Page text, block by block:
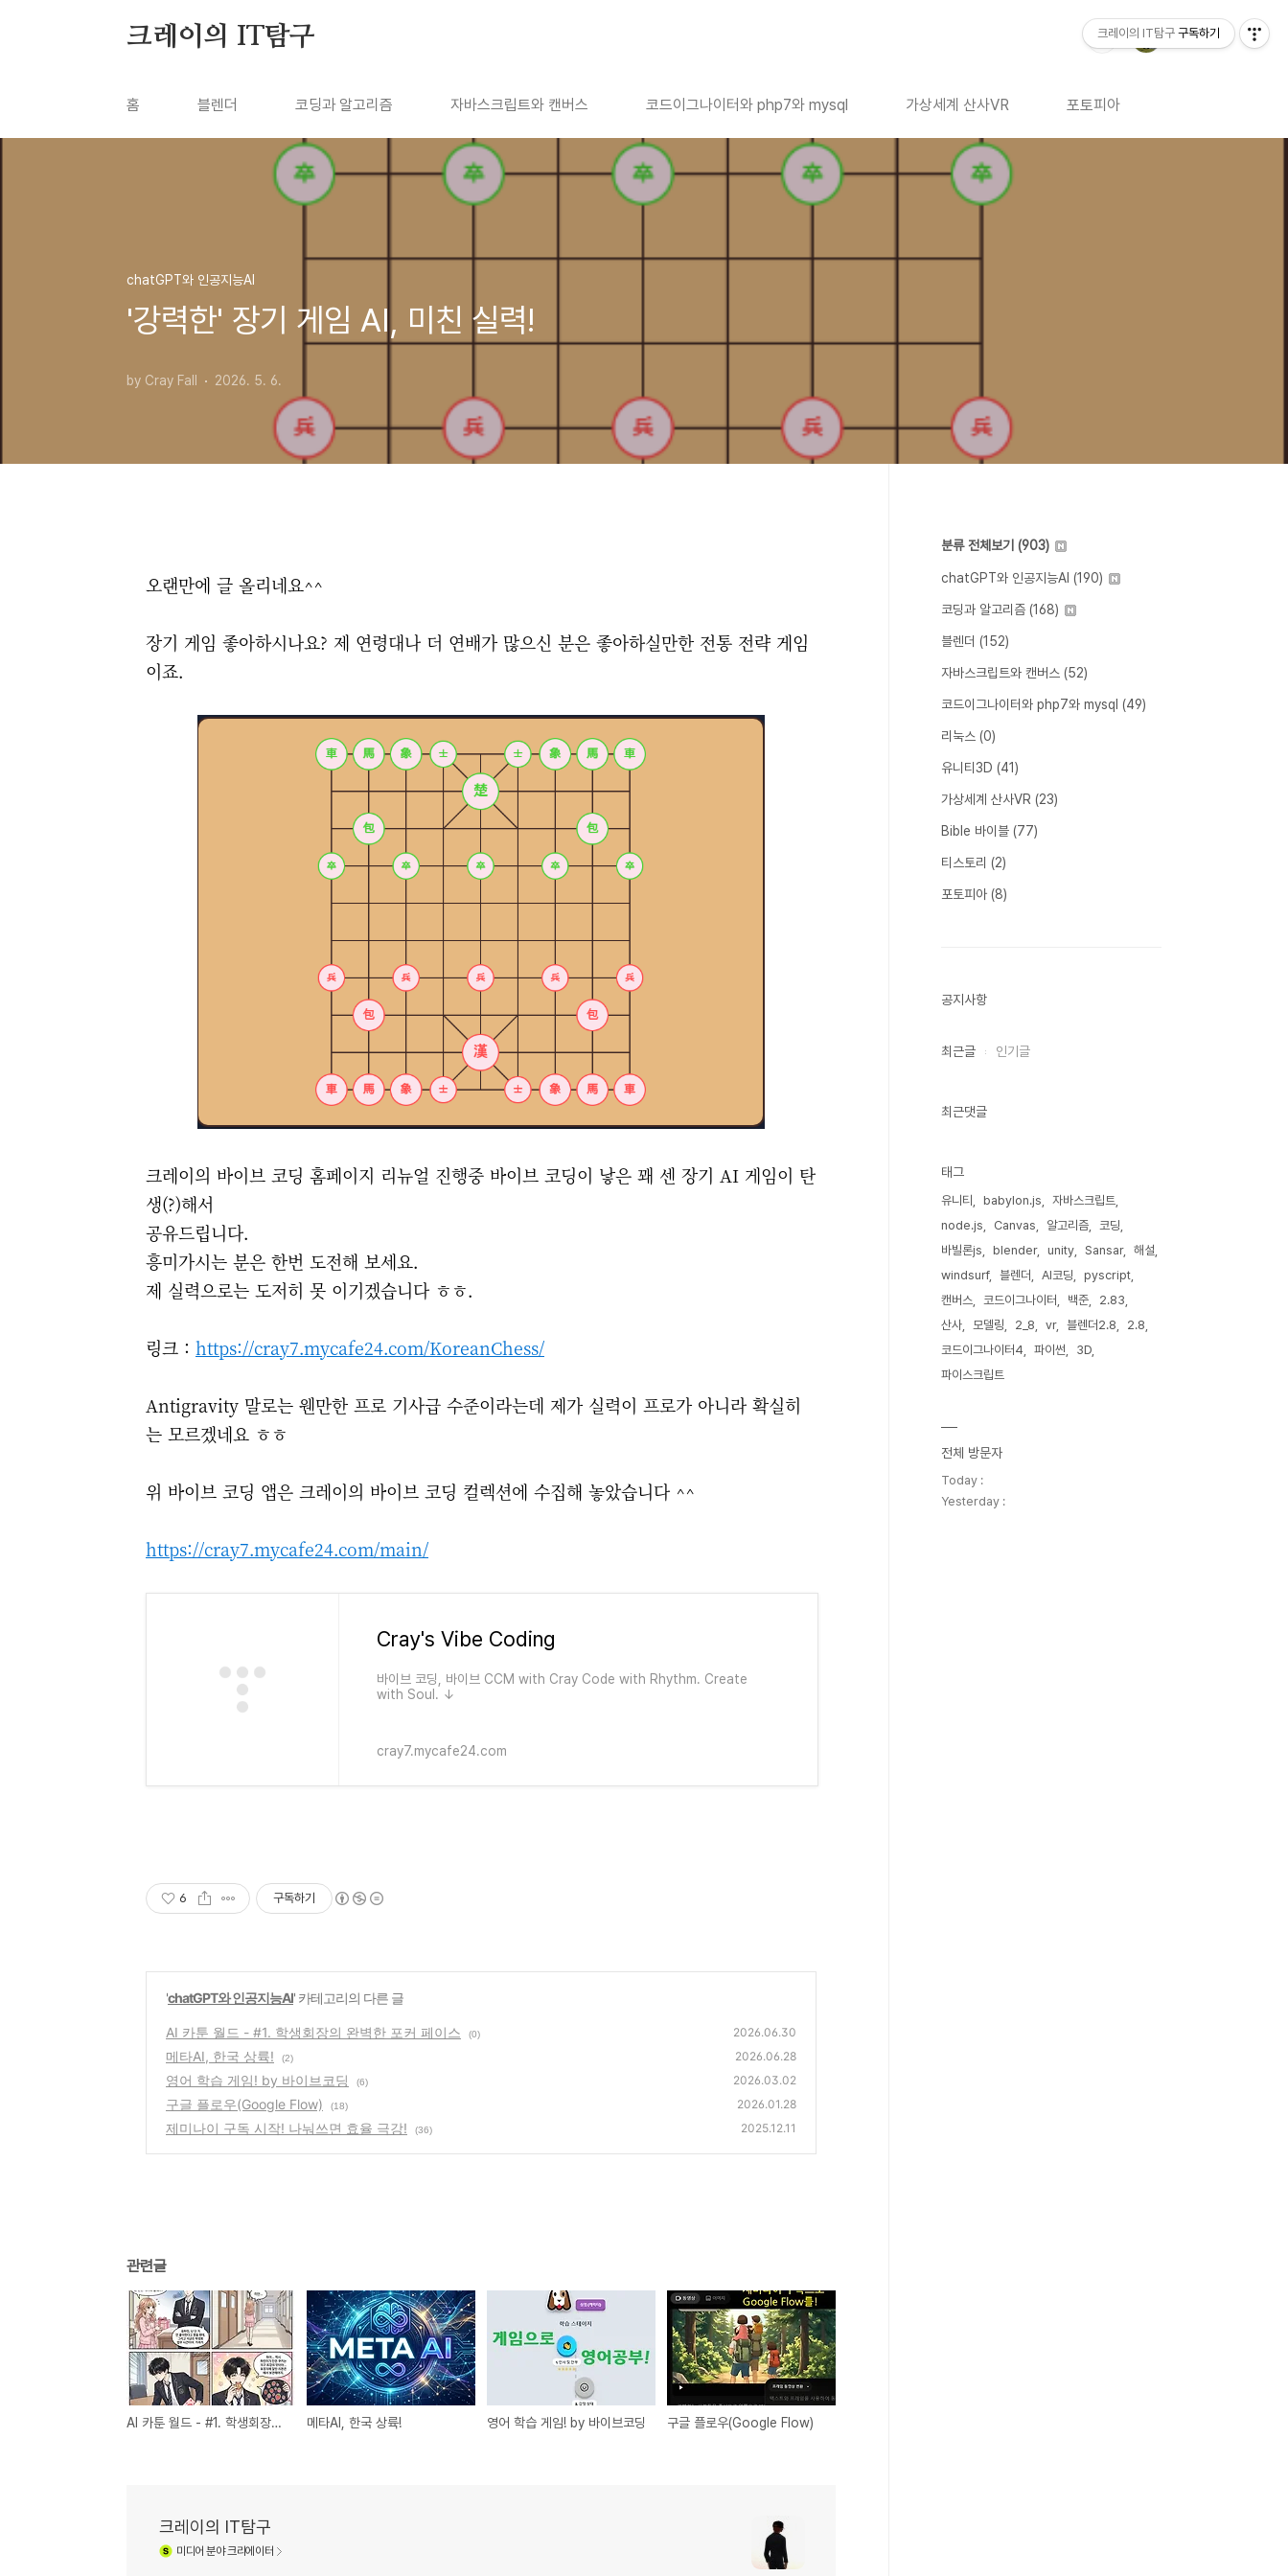
크레이의 IT탐구
홈 블렌더 코딩과 알고리즘 자바스크립트와 캔버스 코드이그나이터와 php7와 mysql 가상세계 산사VR 포토피아
chatGPT와 인공지능AI
'강력한' 장기 게임 AI, 미친 실력!
by Cray Fall 2026. 5. 6.
오랜만에 글 올리네요^^
장기 게임 좋아하시나요? 제 연령대나 더 연배가 많으신 분은 좋아하실만한 전통 전략 게임
이죠.
크레이의 바이브 코딩 홈페이지 리뉴얼 진행중 바이브 코딩이 낳은 꽤 센 장기 AI 게임이 탄
생(?)해서
공유드립니다.
흥미가시는 분은 한번 도전해 보세요.
제 실력으로는 도저히 못 이기겠습니다 ㅎㅎ.
링크 : https://cray7.mycafe24.com/KoreanChess/
Antigravity 말로는 웬만한 프로 기사급 수준이라는데 제가 실력이 프로가 아니라 확실히
는 모르겠네요 ㅎㅎ
위 바이브 코딩 앱은 크레이의 바이브 코딩 컬렉션에 수집해 놓았습니다 ^^
https://cray7.mycafe24.com/main/
Cray's Vibe Coding
바이브 코딩, 바이브 CCM with Cray Code with Rhythm. Create
with Soul. ↓
cray7.mycafe24.com
6 구독하기
'chatGPT와 인공지능AI' 카테고리의 다른 글
AI 카툰 월드 - #1. 학생회장의 완벽한 포커 페이스 (0) 2026.06.30
메타AI, 한국 상륙! (2) 2026.06.28
영어 학습 게임! by 바이브코딩 (6) 2026.03.02
구글 플로우(Google Flow) (18) 2026.01.28
제미나이 구독 시작! 나눠쓰면 효율 극강! (36) 2025.12.11
관련글
AI 카툰 월드 - #1. 학생회장의 완벽한 포커 페이스 메타AI, 한국 상륙! 영어 학습 게임! by 바이브코딩 구글 플로우(Google Flow)
크레이의 IT탐구
미디어 분야 크리에이터
분류 전체보기 (903)
chatGPT와 인공지능AI (190)
코딩과 알고리즘 (168)
블렌더 (152)
자바스크립트와 캔버스 (52)
코드이그나이터와 php7와 mysql (49)
리눅스 (0)
유니티3D (41)
가상세계 산사VR (23)
Bible 바이블 (77)
티스토리 (2)
포토피아 (8)
공지사항
최근글 인기글
최근댓글
태그
유니티 babylon.js
자바스크립트
node.js
Canvas 알고리즘
코딩
바빌론js
blender unity Sansar
해설
windsurf
블렌더 AI코딩
pyscript
캔버스
코드이그나이터 백준
2.83
산사
모델링 2_8 vr 블렌더2.8
2.8
코드이그나이터4
파이썬
3D
파이스크립트
전체 방문자
Today :
Yesterday :
크레이의 IT탐구 구독하기